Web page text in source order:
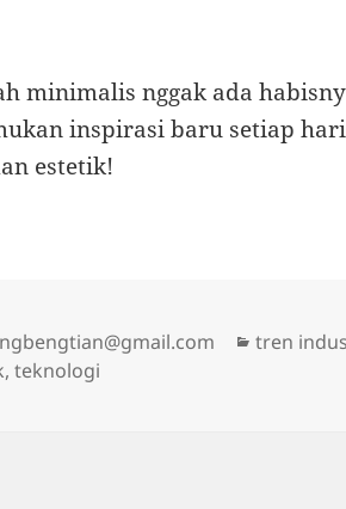
minimalis nggak ada
inspirasi baru setiap
estetik!
tren
,teknologi